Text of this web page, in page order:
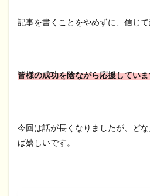
記事を書くことをやめずに、信じて
皆様の成功を陰ながら応援してい
今回は話が長くなりましたが、ど
ば嬉しいです。